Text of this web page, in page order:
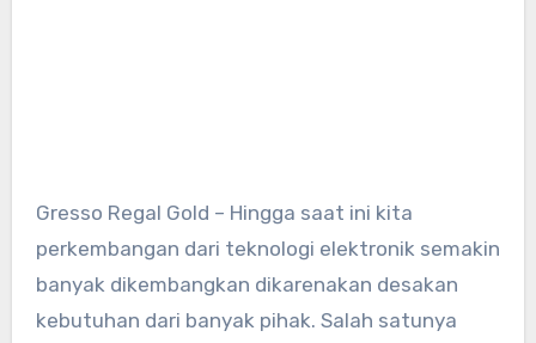
Gresso Regal Gold – Hingga saat ini kita
perkembangan dari teknologi elektronik semakin
banyak dikembangkan dikarenakan desakan
kebutuhan dari banyak pihak. Salah satunya